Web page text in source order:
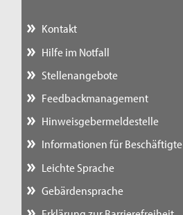
Kontakt
Hilfe im Notfall
Stellenangebote
Feedbackmanagement
Hinweisgebermeldestelle
Informationen für Beschäftigte
Leichte Sprache
Gebärdensprache